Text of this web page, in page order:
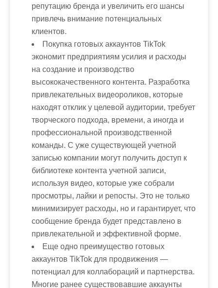
репутацию бренда и увеличить его шансы
привлечь внимание потенциальных
клиентов.
Покупка готовых аккаунтов TikTok
экономит предприятиям усилия и расходы
на создание и производство
высококачественного контента. Разработка
привлекательных видеороликов, которые
находят отклик у целевой аудитории, требует
творческого подхода, времени, а иногда и
профессиональной производственной
команды. С уже существующей учетной
записью компании могут получить доступ к
библиотеке контента учетной записи,
используя видео, которые уже собрали
просмотры, лайки и репосты. Это не только
минимизирует расходы, но и гарантирует, что
сообщение бренда будет представлено в
привлекательной и эффективной форме.
Еще одно преимущество готовых
аккаунтов TikTok для продвижения —
потенциал для коллабораций и партнерства.
Многие ранее существовавшие аккаунты